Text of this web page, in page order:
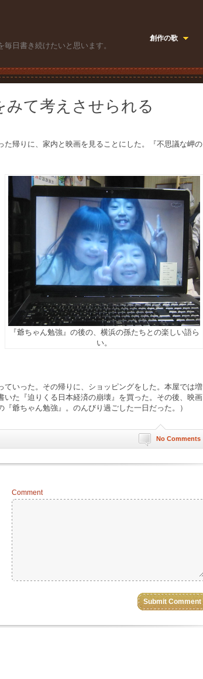
日書き続けたいと思います。
創作の歌
みて考えさせられる
帰りに、家内と映画を見ることにした。『不思議な岬の
『爺ちゃん勉強』の後の、横浜の孫たちとの楽しい語ら
い。
いった。その帰りに、ショッピングをした。本屋では増
た『迫りくる日本経済の崩壊』を買った。その後、映画
爺ちゃん勉強』。のんびり過ごした一日だった。）
No Comments
Comment